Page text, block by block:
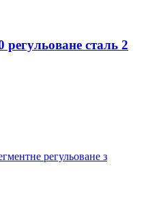
регульоване сталь 2